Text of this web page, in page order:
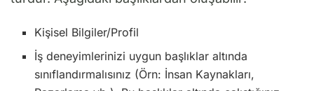
Kişisel Bilgiler/Profil
İş deneyimlerinizi uygun başlıklar altında
sınıflandırmalısınız (Örn: İnsan Kaynakları,